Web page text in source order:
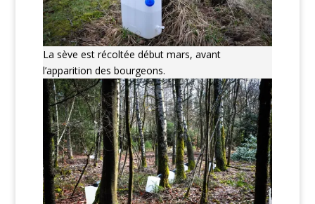
La sève est récoltée début mars, avant
l’apparition des bourgeons.